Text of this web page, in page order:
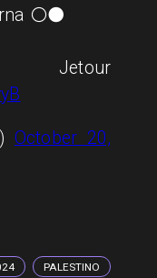
⚪⚫
Jetour
October 20,
PALESTINO